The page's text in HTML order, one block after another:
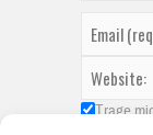
Trage